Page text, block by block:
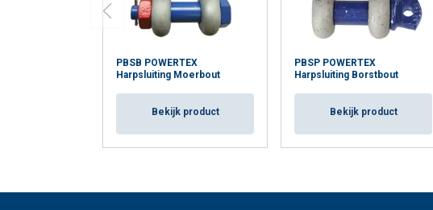
PBSB POWERTEX
Harpsluiting Moerbout
Bekijk product
PBSP POWERTEX
Harpsluiting Borstbout
Bekijk product